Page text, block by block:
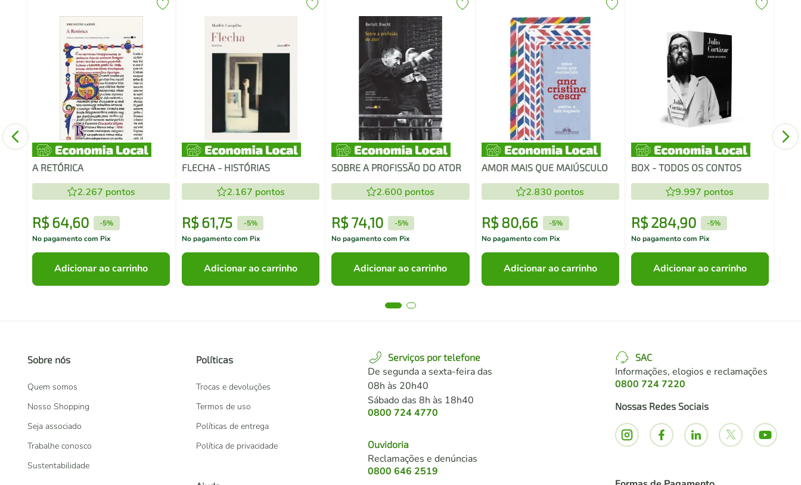
A RETÓRICA
2.267 pontos
R$ 64,60 -5%
No pagamento com Pix
Adicionar ao carrinho
FLECHA - HISTÓRIAS
2.167 pontos
R$ 61,75 -5%
No pagamento com Pix
Adicionar ao carrinho
SOBRE A PROFISSÃO DO ATOR
2.600 pontos
R$74,10 -5%
No pagamento com Pix
Adicionar ao carrinho
AMOR MAIS QUE MAIÚSCULO
2.830 pontos
R$ 80,66 -5%
No pagamento com Pix
Adicionar ao carrinho
BOX - TODOS OS CONTOS
9.997 pontos
R$ 284,90 -5%
No pagamento com Pix
Adicionar ao carrinho
Sobre nós
Quem somos
Nosso Shopping
Seja associado
Trabalhe conosco
Sustentabilidade
Políticas
Trocas e devoluções
Termos de uso
Políticas de entrega
Política de privacidade
Serviços por telefone
De segunda a sexta-feira das
08h às 20h40
Sábado das 8h às 18h40
0800 724 4770
Ouvidoria
Reclamações e denúncias
0800 646 2519
SAC
Informações, elogios e reclamações
0800 724 7220
Nossas Redes Sociais